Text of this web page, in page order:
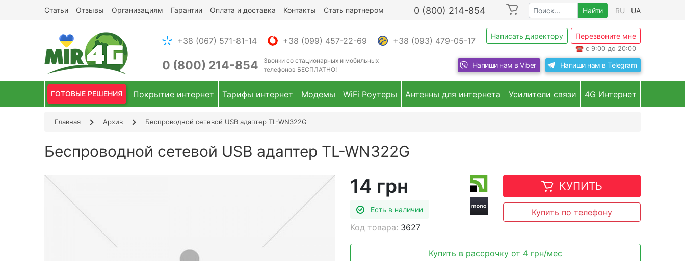
Статьи Отзывы Организациям Гарантии Оплата и доставка Контакты Стать партнером 0 (800) 214-854 Найти RU UA
+38 (067) 571-81-14 +38 (099) 457-22-69 +38 (093) 479-05-17 Написать директору Перезвоните мне
☎ с 9:00 до 20:00
0 (800) 214-854 Звонки со стационарных и мобильных
телефонов БЕСПЛАТНО! Напиши нам в Viber Напиши нам в Telegram
ГОТОВЫЕ РЕШЕНИЯ Покрытие интернет Тарифы интернет Модемы WiFi Роутеры Антенны для интернета Усилители связи 4G Интернет
Главная Архив Беспроводной сетевой USB адаптер TL-WN322G
Беспроводной сетевой USB адаптер TL-WN322G
14 грн
Есть в наличии
Код товара: 3627
КУПИТЬ
Купить по телефону
Купить в рассрочку от 4 грн/мес